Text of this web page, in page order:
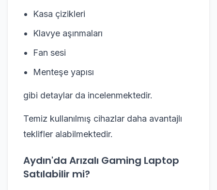
Kasa çizikleri
Klavye aşınmaları
Fan sesi
Menteşe yapısı
gibi detaylar da incelenmektedir.
Temiz kullanılmış cihazlar daha avantajlı
teklifler alabilmektedir.
Aydın'da Arızalı Gaming Laptop
Satılabilir mi?